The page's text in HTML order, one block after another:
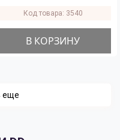
Код товара: 3540
В КОРЗИНУ
еще